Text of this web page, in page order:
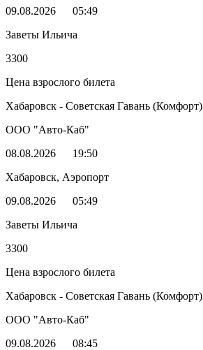
09.08.2026
05:49
Заветы Ильича
3300
Цена взрослого билета
Хабаровск - Советская Гавань (Комфорт)
ООО "Авто-Каб"
08.08.2026
19:50
Хабаровск, Аэропорт
09.08.2026
05:49
Заветы Ильича
3300
Цена взрослого билета
Хабаровск - Советская Гавань (Комфорт)
ООО "Авто-Каб"
09.08.2026
08:45